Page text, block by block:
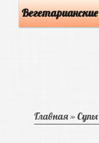
Вегетарианские
Главная» Супы